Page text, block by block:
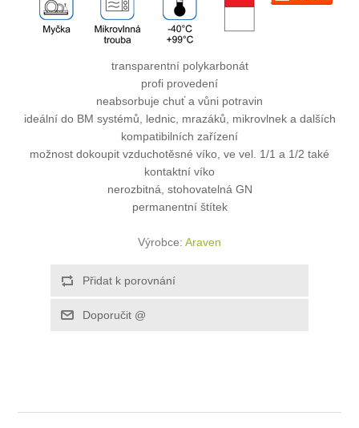
transparentní polykarbonát
profi provedení
neabsorbuje chuť a vůni potravin
ideální do BM systémů, lednic, mrazáků, mikrovlnek a dalších
kompatibilních zařízení
možnost dokoupit vzduchotěsné víko, ve vel. 1/1 a 1/2 také
kontaktní víko
nerozbitná, stohovatelná GN
permanentní štítek
Výrobce: Araven